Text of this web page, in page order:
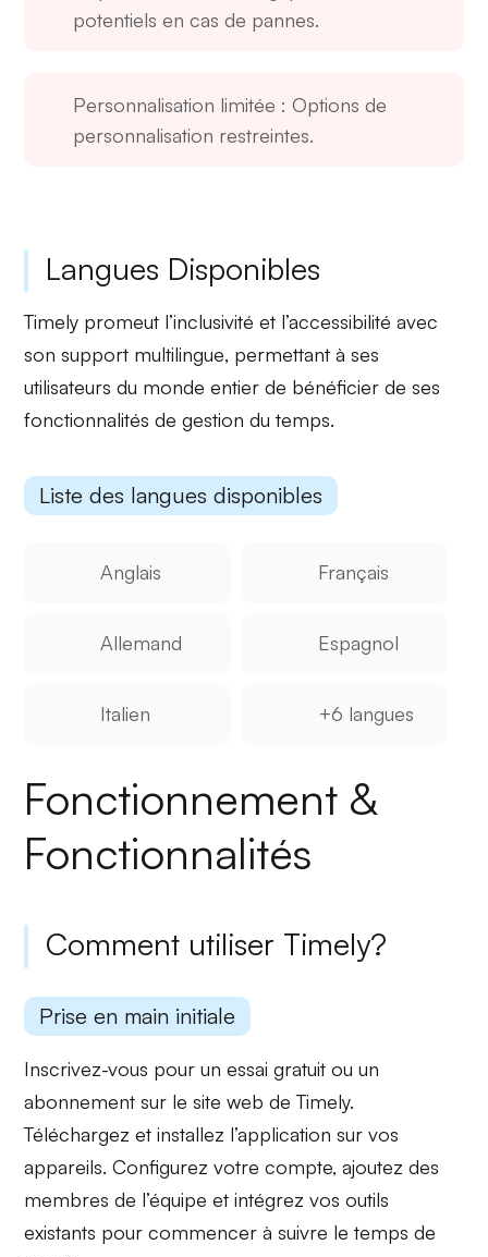
potentiels en cas de pannes.
Personnalisation limitée : Options de
personnalisation restreintes.
Langues Disponibles
Timely promeut l’inclusivité et l’accessibilité avec
son support multilingue, permettant à ses
utilisateurs du monde entier de bénéficier de ses
fonctionnalités de gestion du temps.
Liste des langues disponibles
Anglais Français
Allemand Espagnol
Italien +6 langues
Fonctionnement &
Fonctionnalités
Comment utiliser Timely?
Prise en main initiale
Inscrivez-vous pour un essai gratuit ou un
abonnement sur le site web de Timely.
Téléchargez et installez l’application sur vos
appareils. Configurez votre compte, ajoutez des
membres de l’équipe et intégrez vos outils
existants pour commencer à suivre le temps de